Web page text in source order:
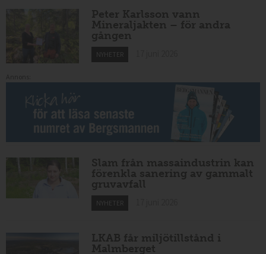
Peter Karlsson vann
Mineraljakten – för andra
gången
NYHETER
Slam från massaindustrin kan
förenkla sanering av gammalt
gruvavfall
NYHETER
LKAB får miljötillstånd i
Malmberget